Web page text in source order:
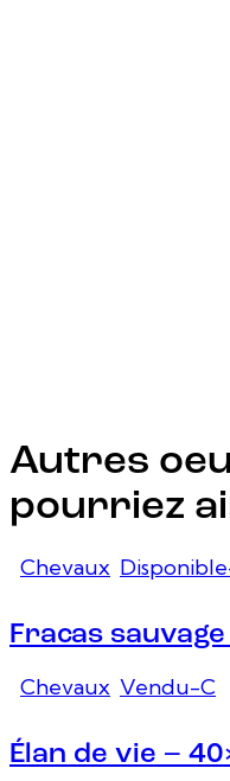
Autres
pourriez
Chevaux
Fracas
Chevaux Vendu-C
Élan de vie –